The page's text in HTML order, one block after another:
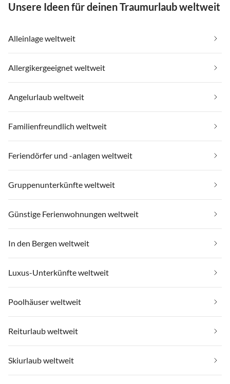
Unsere Ideen für deinen Traumurlaub weltweit
Alleinlage weltweit
Allergikergeeignet weltweit
Angelurlaub weltweit
Familienfreundlich weltweit
Feriendörfer und -anlagen weltweit
Gruppenunterkünfte weltweit
Günstige Ferienwohnungen weltweit
In den Bergen weltweit
Luxus-Unterkünfte weltweit
Poolhäuser weltweit
Reiturlaub weltweit
Skiurlaub weltweit